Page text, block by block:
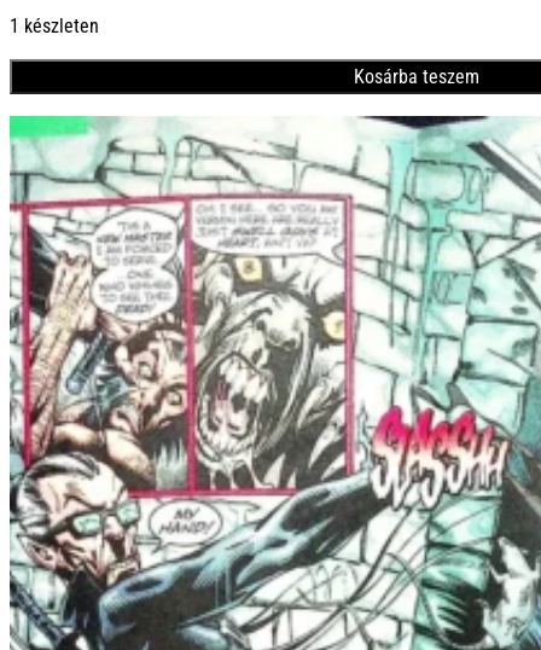
1 készleten
Kosárba teszem